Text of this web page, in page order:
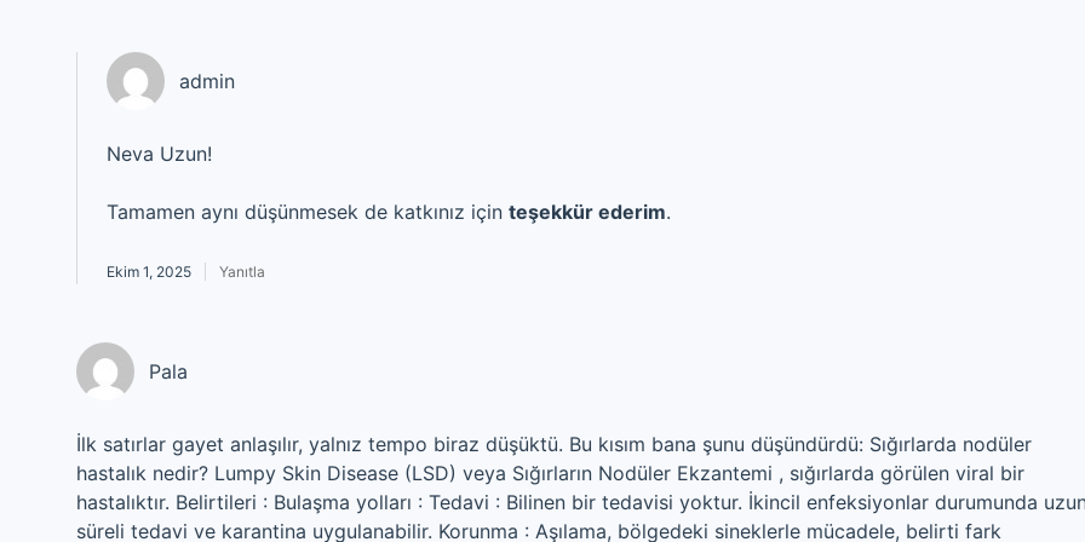
admin
Neva Uzun!
Tamamen aynı düşünmesek de katkınız için teşekkür ederim.
Ekim 1, 2025 Yanıtla
Pala
İlk satırlar gayet anlaşılır, yalnız tempo biraz düşüktü. Bu kısım bana şunu düşündürdü: Sığırlarda nodüler
hastalık nedir? Lumpy Skin Disease (LSD) veya Sığırların Nodüler Ekzantemi , sığırlarda görülen viral bir
hastalıktır. Belirtileri : Bulaşma yolları : Tedavi : Bilinen bir tedavisi yoktur. İkincil enfeksiyonlar durumunda
süreli tedavi ve karantina uygulanabilir. Korunma : Aşılama, bölgedeki sineklerle mücadele, belirti fark